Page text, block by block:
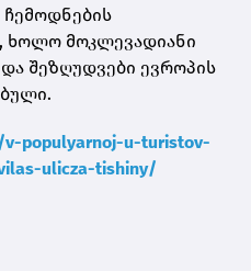
ჩემოდნების
ხოლო მოკლევადიანი
შეზღუდვები ევროპის
populyarnoj-u-turistov-
ulicza-tishiny/